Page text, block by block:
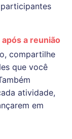
a reunião
compartilhe
que você
atividade,
em